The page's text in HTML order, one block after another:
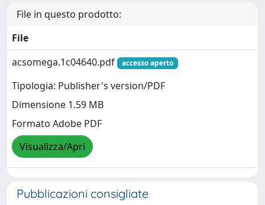
File in questo prodotto:
File
acsomega.1c04640.pdf
accesso aperto
Tipologia: Publisher's version/PDF
Dimensione 1.59 MB
Formato Adobe PDF
Visualizza/Apri
Pubblicazioni consigliate